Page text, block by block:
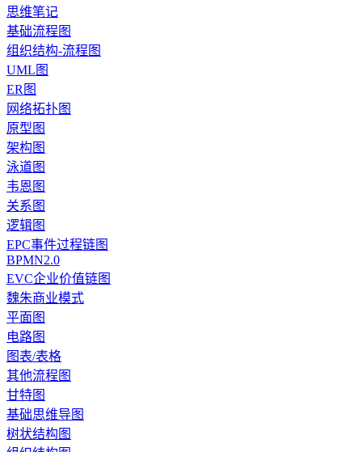
思维笔记
基础流程图
组织结构-流程图
UML图
ER图
网络拓扑图
原型图
架构图
泳道图
韦恩图
关系图
逻辑图
EPC事件过程链图
BPMN2.0
EVC企业价值链图
魏朱商业模式
平面图
电路图
图表/表格
其他流程图
甘特图
基础思维导图
树状结构图